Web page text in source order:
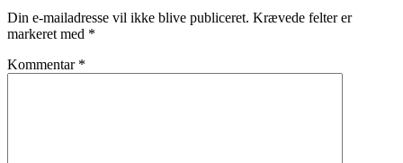
Din e-mailadresse vil ikke blive publiceret. Krævede felter er
markeret med *
Kommentar *